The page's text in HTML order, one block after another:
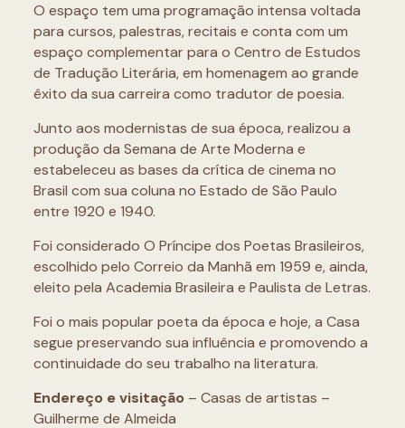
O espaço tem uma programação intensa voltada
para cursos, palestras, recitais e conta com um
espaço complementar para o Centro de Estudos
de Tradução Literária, em homenagem ao grande
êxito da sua carreira como tradutor de poesia.
Junto aos modernistas de sua época, realizou a
produção da Semana de Arte Moderna e
estabeleceu as bases da crítica de cinema no
Brasil com sua coluna no Estado de São Paulo
entre 1920 e 1940.
Foi considerado O Príncipe dos Poetas Brasileiros,
escolhido pelo Correio da Manhã em 1959 e, ainda,
eleito pela Academia Brasileira e Paulista de Letras.
Foi o mais popular poeta da época e hoje, a Casa
segue preservando sua influência e promovendo a
continuidade do seu trabalho na literatura.
Endereço e visitação – Casas de artistas –
Guilherme de Almeida